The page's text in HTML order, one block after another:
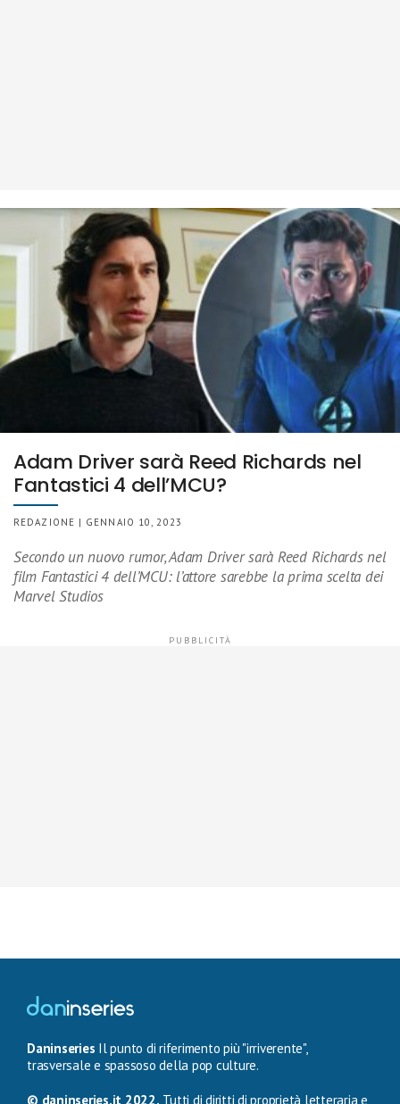
Adam Driver sarà Reed Richards nel
Fantastici 4 dell’MCU?
REDAZIONE | GENNAIO 10, 2023
Secondo un nuovo rumor, Adam Driver sarà Reed Richards nel
film Fantastici 4 dell’MCU: l’attore sarebbe la prima scelta dei
Marvel Studios
Daninseries Il punto di riferimento più "irriverente",
trasversale e spassoso della pop culture.
© daninseries.it 2022. Tutti di diritti di proprietà letteraria e